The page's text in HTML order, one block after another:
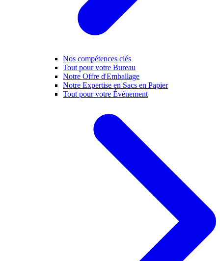
Nos compétences clés
Tout pour votre Bureau
Notre Offre d'Emballage
Notre Expertise en Sacs en Papier
Tout pour votre Événement